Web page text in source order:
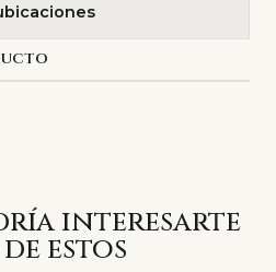
interesarte
estos